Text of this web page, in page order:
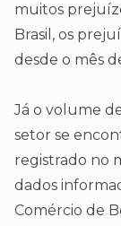
muitos
Brasil, os
desde o mês
Já o volume
setor se
registrado no
dados
Comércio de